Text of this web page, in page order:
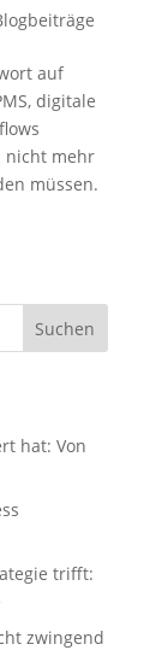
auf
digitale
nicht mehr
müssen.
Suchen
hat: Von
trifft:
zwingend